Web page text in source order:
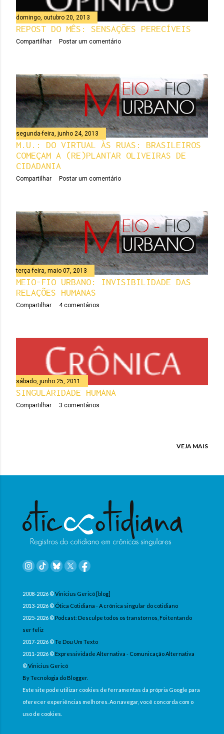
domingo, outubro 20, 2013
REPOST DO MÊS: SENSAÇÕES PERECÍVEIS
Compartilhar Postar um comentário
segunda-feira, junho 24, 2013
M.U.: DO VIRTUAL ÀS RUAS: BRASILEIROS
COMEÇAM A (RE)PLANTAR OLIVEIRAS DE
CIDADANIA
Compartilhar Postar um comentário
terça-feira, maio 07, 2013
MEIO-FIO URBANO: INVISIBILIDADE DAS
RELAÇÕES HUMANAS
Compartilhar 4 comentários
sábado, junho 25, 2011
SINGULARIDADE HUMANA
Compartilhar 3 comentários
VEJA MAIS
2008-2026 ©Vinicius Gericó [blog]
2013-2026 © Ótica Cotidiana - A crônica singular do cotidiano
2025-2026 © Podcast: Desculpe todos os transtornos, Foi tentando
ser feliz
2017-2026 ©Te Dou Um Texto
2011-2026 © Expressividade Alternativa - Comunicação Alternativa
©Vinicius Gericó
By Tecnologia do Blogger.
Este site pode utilizar cookies de ferramentas da própria Google para
oferecer experiências melhores. Ao navegar, você concorda com o
uso de cookies.